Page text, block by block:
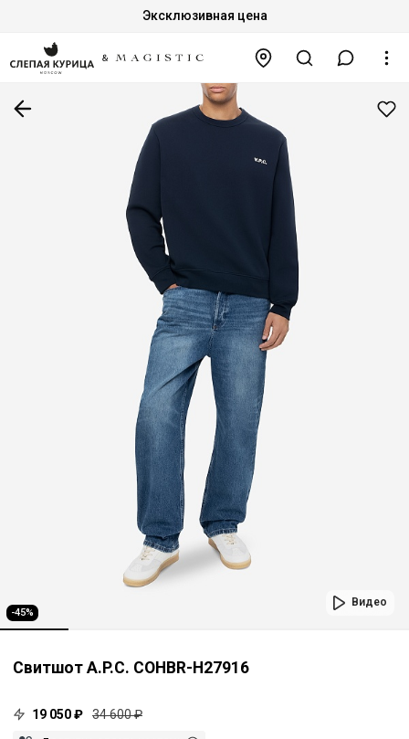
Эксклюзивная цена
-45%
Видео
Свитшот A.P.C. COHBR-H27916
19 050 ₽ 34 600 ₽